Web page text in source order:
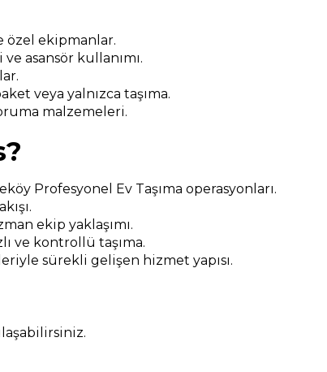
özel ekipmanlar.
asansör kullanımı.
veya yalnızca taşıma.
malzemeleri.
Profesyonel Ev Taşıma operasyonları.
ekip yaklaşımı.
ve kontrollü taşıma.
sürekli gelişen hizmet yapısı.